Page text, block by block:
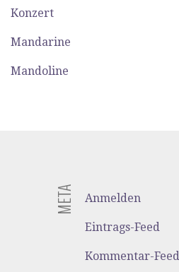
Konzert
Mandarine
Mandoline
META Anmelden
Eintrags-Feed
Kommentar-Feed